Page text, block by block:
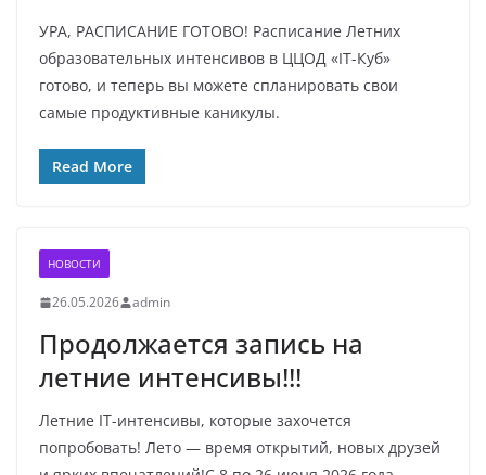
УРА, РАСПИСАНИЕ ГОТОВО! Расписание Летних
образовательных интенсивов в ЦЦОД «IT-Куб»
готово, и теперь вы можете спланировать свои
самые продуктивные каникулы.
Read More
НОВОСТИ
26.05.2026 admin
Продолжается запись на
летние интенсивы!!!
Летние IT-интенсивы, которые захочется
попробовать! Лето — время открытий, новых друзей